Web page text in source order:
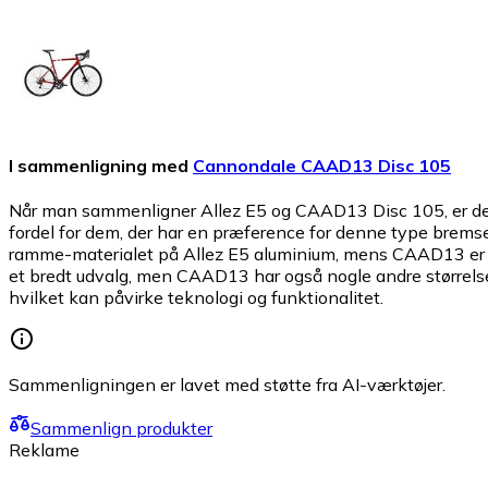
I sammenligning med Cannondale CAAD13 Disc 105
Når man sammenligner Allez E5 og CAAD13 Disc 105, er
fordel for dem, der har en præference for denne type
ramme-materialet på Allez E5 aluminium, mens CAAD13
et bredt udvalg, men CAAD13 har også nogle andre
hvilket kan påvirke teknologi og funktionalitet.
Sammenligningen er lavet med støtte fra AI-værktøjer.
Sammenlign produkter
Reklame